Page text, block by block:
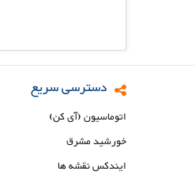
دسترسی سریع
اتوماسیون (آی کن)
خورشید مشرق
ایندکس نقشه ها